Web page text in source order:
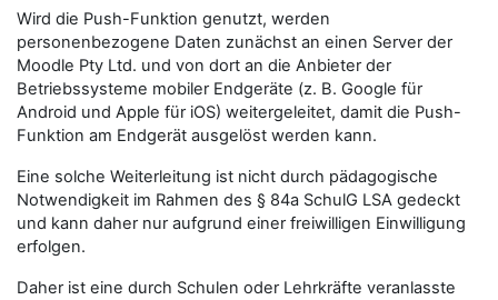
Wird die Push-Funktion genutzt, werden
personenbezogene Daten zunächst an einen Server der
Moodle Pty Ltd. und von dort an die Anbieter der
Betriebssysteme mobiler Endgeräte (z. B. Google für
Android und Apple für iOS) weitergeleitet, damit die Push-
Funktion am Endgerät ausgelöst werden kann.
Eine solche Weiterleitung ist nicht durch pädagogische
Notwendigkeit im Rahmen des § 84a SchulG LSA gedeckt
und kann daher nur aufgrund einer freiwilligen Einwilligung
erfolgen.
Daher ist eine durch Schulen oder Lehrkräfte veranlasste